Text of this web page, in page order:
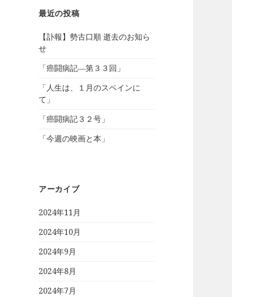
最近の投稿
【訃報】勢古口順 逝去のお知ら
せ
「癌闘病記―第３３回」
「人生は、１月のスペインに
て」
「癌闘病記３２号」
「今週の映画と本」
アーカイブ
2024年11月
2024年10月
2024年9月
2024年8月
2024年7月